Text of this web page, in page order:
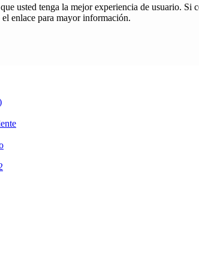
usted tenga la mejor experiencia de usuario.
el enlace para mayor información.